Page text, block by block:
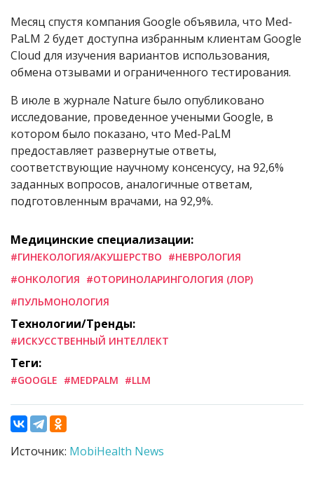
Месяц спустя компания Google объявила, что Med-
PaLM 2 будет доступна избранным клиентам Google
Cloud для изучения вариантов использования,
обмена отзывами и ограниченного тестирования.
В июле в журнале Nature было опубликовано
исследование, проведенное учеными Google, в
котором было показано, что Med-PaLM
предоставляет развернутые ответы,
соответствующие научному консенсусу, на 92,6%
заданных вопросов, аналогичные ответам,
подготовленным врачами, на 92,9%.
Медицинские специализации:
#ГИНЕКОЛОГИЯ/АКУШЕРСТВО #НЕВРОЛОГИЯ
#ОНКОЛОГИЯ #ОТОРИНОЛАРИНГОЛОГИЯ (ЛОР)
#ПУЛЬМОНОЛОГИЯ
Технологии/Тренды:
#ИСКУССТВЕННЫЙ ИНТЕЛЛЕКТ
Теги:
#GOOGLE #MEDPALM #LLM
Источник: MobiHealth News